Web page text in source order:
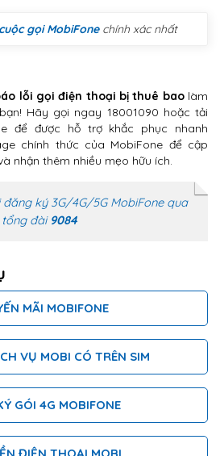
gọi MobiFonechính xác nhất
lỗi gọi điện thoại bị thuê baolàm
Hãy gọi ngay 18001090 hoặc tải
để được hỗ trợ khắc phục nhanh
chính thức của MobiFone để cập
nhận thêm nhiều mẹo hữu ích.
đăng ký 3G/4G/5G MobiFone qua
tổng đài 9084
MÃI MOBIFONE
VỤ MOBI CÓ TRÊN SIM
GÓI 4G MOBIFONE